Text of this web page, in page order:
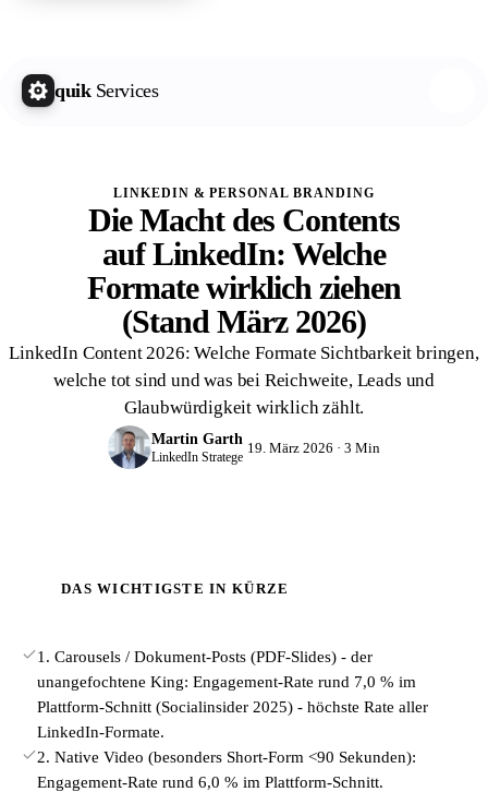
quik Services
LINKEDIN & PERSONAL BRANDING
Die Macht des Contents
auf LinkedIn: Welche
Formate wirklich ziehen
(Stand März 2026)
LinkedIn Content 2026: Welche Formate Sichtbarkeit bringen,
welche tot sind und was bei Reichweite, Leads und
Glaubwürdigkeit wirklich zählt.
Martin Garth
LinkedIn Stratege
19. März 2026 · 3 Min
DAS WICHTIGSTE IN KÜRZE
1. Carousels / Dokument-Posts (PDF-Slides) - der
unangefochtene King: Engagement-Rate rund 7,0 % im
Plattform-Schnitt (Socialinsider 2025) - höchste Rate aller
LinkedIn-Formate.
2. Native Video (besonders Short-Form <90 Sekunden):
Engagement-Rate rund 6,0 % im Plattform-Schnitt.